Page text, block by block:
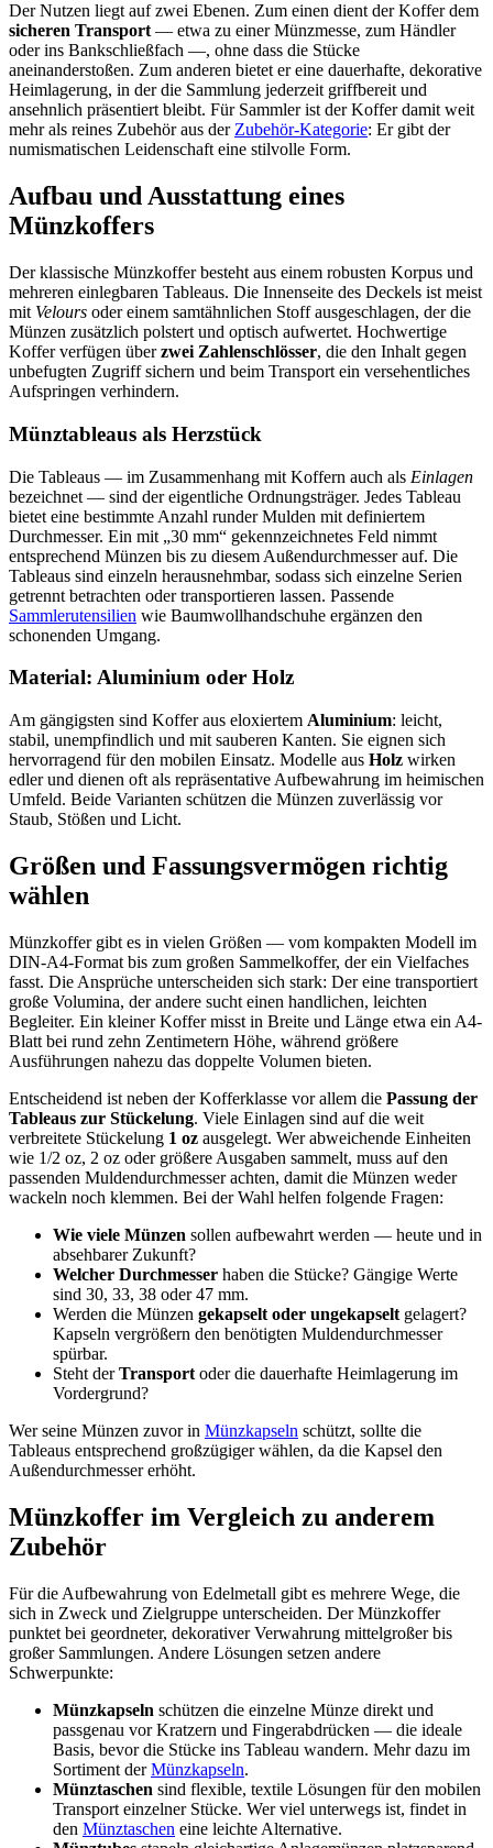
Der Nutzen liegt auf zwei Ebenen. Zum einen dient der Koffer dem
sicheren Transport— etwa zu einer Münzmesse, zum Händler
oder ins Bankschließfach —, ohne dass die Stücke
aneinanderstoßen. Zum anderen bietet er eine dauerhafte, dekorative
Heimlagerung, in der die Sammlung jederzeit griffbereit und
ansehnlich präsentiert bleibt. Für Sammler ist der Koffer damit weit
mehr als reines Zubehör aus derZubehör-Kategorie: Er gibt der
numismatischen Leidenschaft eine stilvolle Form.
Aufbau und Ausstattung eines
Münzkoffers
Der klassische Münzkoffer besteht aus einem robusten Korpus und
mehreren einlegbaren Tableaus. Die Innenseite des Deckels ist meist
mit Velours oder einem samtähnlichen Stoff ausgeschlagen, der die
Münzen zusätzlich polstert und optisch aufwertet. Hochwertige
Koffer verfügen überzwei Zahlenschlösser, die den Inhalt gegen
unbefugten Zugriff sichern und beim Transport ein versehentliches
Aufspringen verhindern.
Münztableaus als Herzstück
Die Tableaus — im Zusammenhang mit Koffern auch als Einlagen
bezeichnet — sind der eigentliche Ordnungsträger. Jedes Tableau
bietet eine bestimmte Anzahl runder Mulden mit definiertem
Durchmesser. Ein mit „30 mm“ gekennzeichnetes Feld nimmt
entsprechend Münzen bis zu diesem Außendurchmesser auf. Die
Tableaus sind einzeln herausnehmbar, sodass sich einzelne Serien
getrennt betrachten oder transportieren lassen. Passende
Sammlerutensilien wie Baumwollhandschuhe ergänzen den
schonenden Umgang.
Material: Aluminium oder Holz
Am gängigsten sind Koffer aus eloxiertem Aluminium: leicht,
stabil, unempfindlich und mit sauberen Kanten. Sie eignen sich
hervorragend für den mobilen Einsatz. Modelle aus Holz wirken
edler und dienen oft als repräsentative Aufbewahrung im heimischen
Umfeld. Beide Varianten schützen die Münzen zuverlässig vor
Staub, Stößen und Licht.
Größen und Fassungsvermögen richtig
wählen
Münzkoffer gibt es in vielen Größen — vom kompakten Modell im
DIN-A4-Format bis zum großen Sammelkoffer, der ein Vielfaches
fasst. Die Ansprüche unterscheiden sich stark: Der eine transportiert
große Volumina, der andere sucht einen handlichen, leichten
Begleiter. Ein kleiner Koffer misst in Breite und Länge etwa ein A4-
Blatt bei rund zehn Zentimetern Höhe, während größere
Ausführungen nahezu das doppelte Volumen bieten.
Entscheidend ist neben der Kofferklasse vor allem die Passung der
Tableaus zur Stückelung. Viele Einlagen sind auf die weit
verbreitete Stückelung 1 oz ausgelegt. Wer abweichende Einheiten
wie 1/2 oz, 2 oz oder größere Ausgaben sammelt, muss auf den
passenden Muldendurchmesser achten, damit die Münzen weder
wackeln noch klemmen. Bei der Wahl helfen folgende Fragen:
Wie viele Münzen sollen aufbewahrt werden — heute und in
absehbarer Zukunft?
Welcher Durchmesser haben die Stücke? Gängige Werte
sind 30, 33, 38 oder 47 mm.
Werden die Münzen gekapselt oder ungekapselt gelagert?
Kapseln vergrößern den benötigten Muldendurchmesser
spürbar.
Steht derTransport oder die dauerhafte Heimlagerung im
Vordergrund?
Wer seine Münzen zuvor in Münzkapseln schützt, sollte die
Tableaus entsprechend großzügiger wählen, da die Kapsel den
Außendurchmesser erhöht.
Münzkoffer im Vergleich zu anderem
Zubehör
Für die Aufbewahrung von Edelmetall gibt es mehrere Wege, die
sich in Zweck und Zielgruppe unterscheiden. Der Münzkoffer
punktet bei geordneter, dekorativer Verwahrung mittelgroßer bis
großer Sammlungen. Andere Lösungen setzen andere
Schwerpunkte:
Münzkapseln schützen die einzelne Münze direkt und
passgenau vor Kratzern und Fingerabdrücken — die ideale
Basis, bevor die Stücke ins Tableau wandern. Mehr dazu im
Sortiment derMünzkapseln.
Münztaschen sind flexible, textile Lösungen für den mobilen
Transport einzelner Stücke. Wer viel unterwegs ist, findet in
den Münztaschen eine leichte Alternative.